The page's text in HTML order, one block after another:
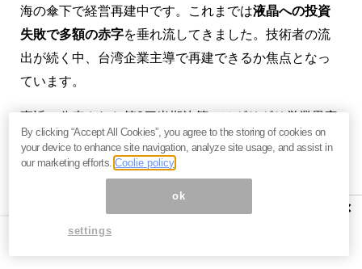
海の傘下で経営再建中です。これまでは液晶への投資
失敗で多額の赤字を垂れ流してきました。技術者の流
出が続く中、台湾企業主導で再建できるか焦点となっ
ています。
直近に公表された第2四半期決算ではギリギリ営業黒字
に持ち直し、経営再建に向けた意気込みを感じること
ができました。もちろん、意気込みだけで経営を立て
ことは事実でしょう。 ×
By clicking “Accept All Cookies”, you agree to the storing of cookies on
your device to enhance site navigation, analyze site usage, and assist in
our marketing efforts.Coolie policy
ok
settings